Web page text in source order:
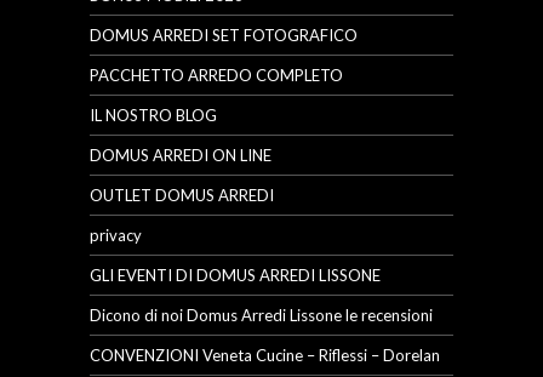
DOMUS ARREDI SET FOTOGRAFICO
PACCHETTO ARREDO COMPLETO
IL NOSTRO BLOG
DOMUS ARREDI ON LINE
OUTLET DOMUS ARREDI
privacy
GLI EVENTI DI DOMUS ARREDI LISSONE
Dicono di noi Domus Arredi Lissone le recensioni
CONVENZIONI Veneta Cucine – Riflessi – Dorelan